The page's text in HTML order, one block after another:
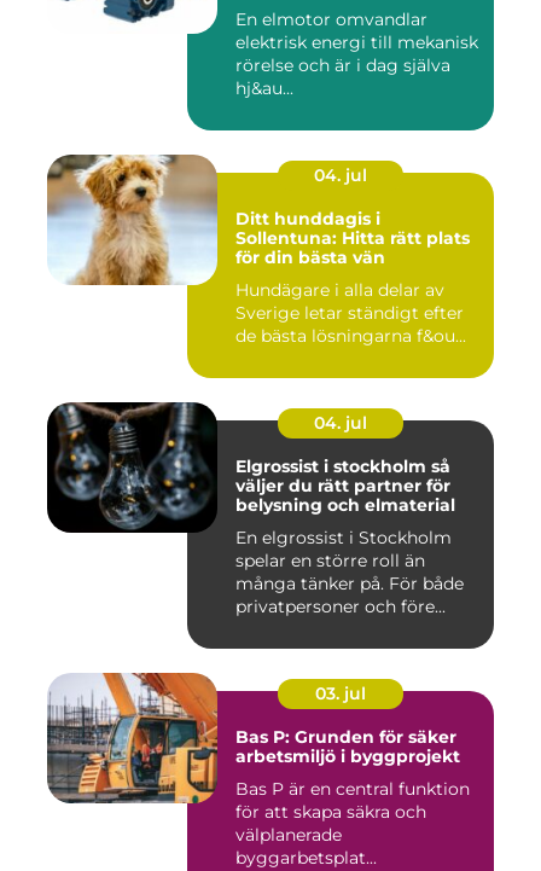
En elmotor omvandlar
elektrisk energi till mekanisk
rörelse och är i dag själva
hj&au...
04. jul
Ditt hunddagis i
Sollentuna: Hitta rätt plats
för din bästa vän
Hundägare i alla delar av
Sverige letar ständigt efter
de bästa lösningarna f&ou...
04. jul
Elgrossist i stockholm så
väljer du rätt partner för
belysning och elmaterial
En elgrossist i Stockholm
spelar en större roll än
många tänker på. För både
privatpersoner och före...
03. jul
Bas P: Grunden för säker
arbetsmiljö i byggprojekt
Bas P är en central funktion
för att skapa säkra och
välplanerade
byggarbetsplat...